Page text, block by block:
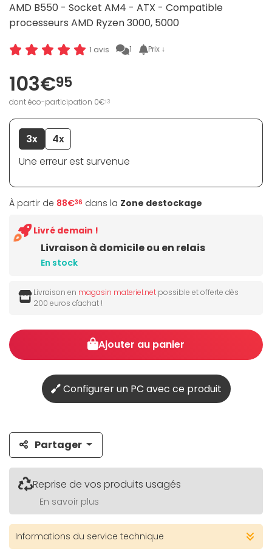
AMD B550 - Socket AM4 - ATX - Compatible
processeurs AMD Ryzen 3000, 5000
1 avis 1 Prix ↓
103€95
dont éco-participation 0€13
3x
4x
Une erreur est survenue
À partir de 88€36 dans la Zone destockage
Livraison à domicile ou en relais
En stock
Livré demain !
Livraison en magasin materiel.net possible et offerte dès
200 euros d'achat !
Ajouter au panier
Configurer un PC avec ce produit
Partager
Reprise de vos produits usagés
En savoir plus
Informations du service technique